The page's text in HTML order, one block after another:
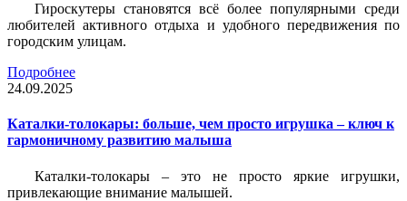
Гироскутеры становятся всё более популярными среди
любителей активного отдыха и удобного передвижения по
городским улицам.
Подробнее
24.09.2025
Каталки-толокары: больше, чем просто игрушка – ключ к
гармоничному развитию малыша
Каталки-толокары – это не просто яркие игрушки,
привлекающие внимание малышей.